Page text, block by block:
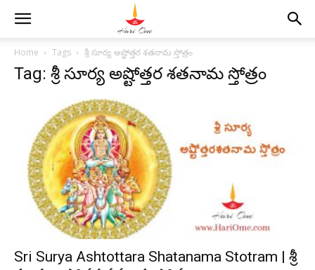
Home Tags శ్రీ సూర్య అష్టోత్తర శతనామ స్తోత్రం
Tag: శ్రీ సూర్య అష్టోత్తర శతనామ స్తోత్రం
Sri Surya Ashtottara Shatanama Stotram | శ్రీ